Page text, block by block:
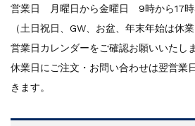
営業日 月曜日から金曜日 9時から17
（土日祝日、GW、お盆、年末年始は休
営業日カレンダーをご確認お願いいたしま
休業日にご注文・お問い合わせは翌営業
きます。